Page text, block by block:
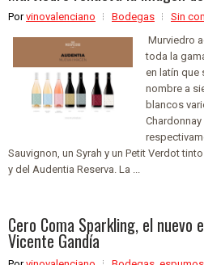
Porvinovalenciano Bodegas
Sin
Murviedro
toda la
en latín que
nombre a
blancos
Sauvignon, un Syrah y un Petit Verdot
y del Audentia Reserva. La ...
Cero Coma Sparkling, el nuevo
Vicente Gandía